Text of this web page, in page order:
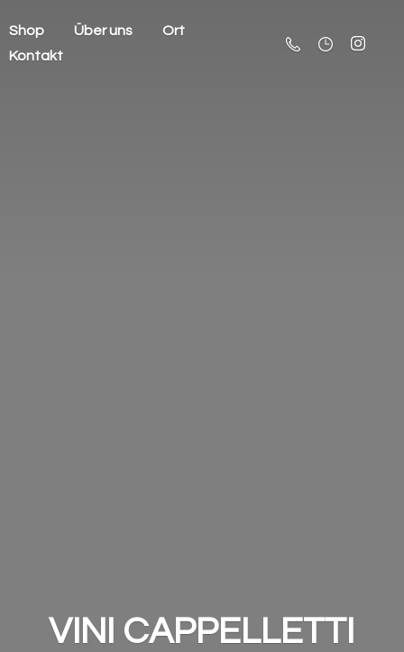
Shop Über uns
Ort
Kontakt
VINI CAPPELLETTI